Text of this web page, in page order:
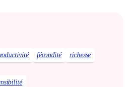
fécondité richesse